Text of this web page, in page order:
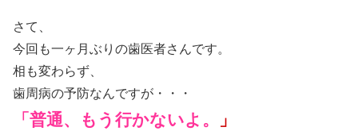
さて、
今回も一ヶ月ぶりの歯医者さんです。
相も変わらず、
歯周病の予防なんですが・・・
「普通、もう行かないよ。 」